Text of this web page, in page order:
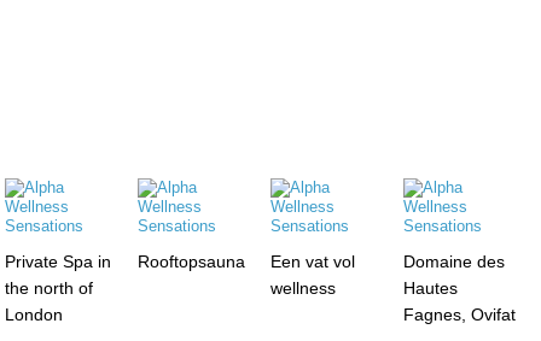
Private Spa in
the north of
London
Rooftopsauna
Een vat vol
wellness
Domaine des
Hautes
Fagnes, Ovifat